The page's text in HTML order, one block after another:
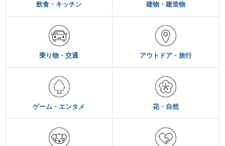
飲食・キッチン 建物・建造物
乗り物・交通 アウトドア・旅行
ゲーム・エンタメ 花・自然